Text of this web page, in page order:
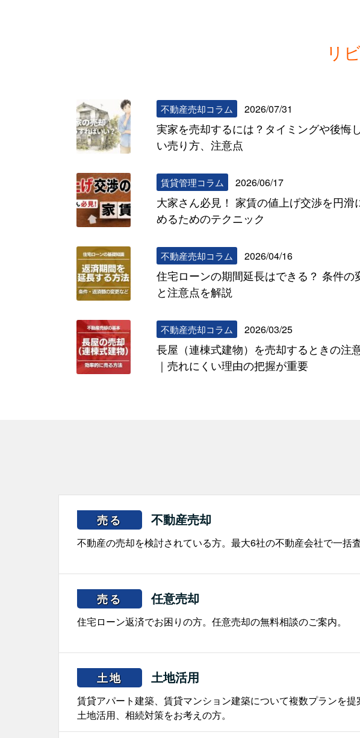
リ
不動産売却コラム 2026/07/31
実家を売却するには？タイミングや後悔
い売り方、注意点
賃貸管理コラム 2026/06/17
大家さん必見！ 家賃の値上げ交渉を円滑
めるためのテクニック
不動産売却コラム 2026/04/16
住宅ローンの期間延長はできる？ 条件の
と注意点を解説
不動産売却コラム 2026/03/25
長屋（連棟式建物）を売却するときの注
｜売れにくい理由の把握が重要
売る 不動産売却
不動産の売却を検討されている方。最大6社の不動産会社で一括査
売る 任意売却
住宅ローン返済でお困りの方。任意売却の無料相談のご案内。
土地 土地活用
賃貸アパート建築、賃貸マンション建築について複数プランを提
土地活用、相続対策をお考えの方。